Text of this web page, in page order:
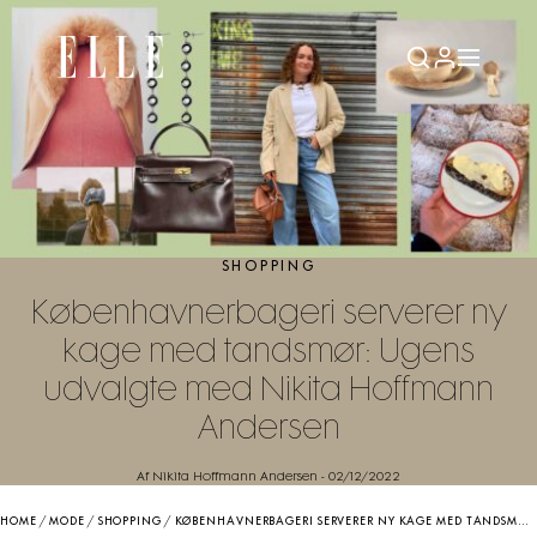
SHOPPING
Københavnerbageri serverer ny
kage med tandsmør: Ugens
udvalgte med Nikita Hoffmann
Andersen
Af Nikita Hoffmann Andersen - 02/12/2022
HOME /MODE / SHOPPING / KØBENHAVNERBAGERI SERVERER NY KAGE MED TANDSMØR: UGENS UDVALGTE MED NIKITA HOFFMANN ANDERSEN